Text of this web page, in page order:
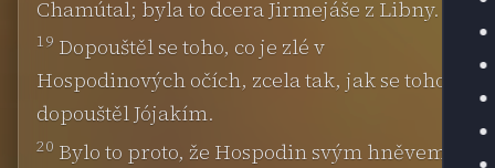
Chamútal; byla to dcera Jirmejáše z Libny.
19 Dopouštěl se toho, co je zlé v
Hospodinových očích, zcela tak, jak se toho
dopouštěl Jójakím.
20 Bylo to proto, že Hospodin svým hněvem